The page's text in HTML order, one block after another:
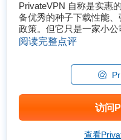
PrivateVPN 自称是实惠
备优秀的种子下载性能
政策。但它只是一家小
吗？ 为了一探究竟，我
最佳流媒体 VPN。我做
阅读完整点评
访问
查看